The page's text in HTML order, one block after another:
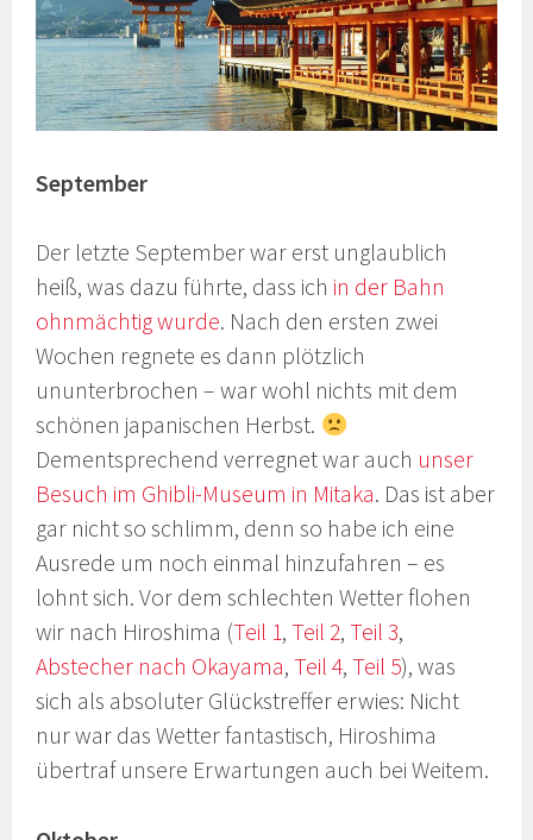
September
Der letzte September war erst unglaublich
heiß, was dazu führte, dass ich in der Bahn
ohnmächtig wurde. Nach den ersten zwei
Wochen regnete es dann plötzlich
ununterbrochen – war wohl nichts mit dem
schönen japanischen Herbst.
Dementsprechend verregnet war auch unser
Besuch im Ghibli-Museum in Mitaka. Das ist aber
gar nicht so schlimm, denn so habe ich eine
Ausrede um noch einmal hinzufahren – es
lohnt sich. Vor dem schlechten Wetter flohen
wir nach Hiroshima (Teil 1, Teil 2, Teil 3,
Abstecher nach Okayama, Teil 4, Teil 5), was
sich als absoluter Glückstreffer erwies: Nicht
nur war das Wetter fantastisch, Hiroshima
übertraf unsere Erwartungen auch bei Weitem.